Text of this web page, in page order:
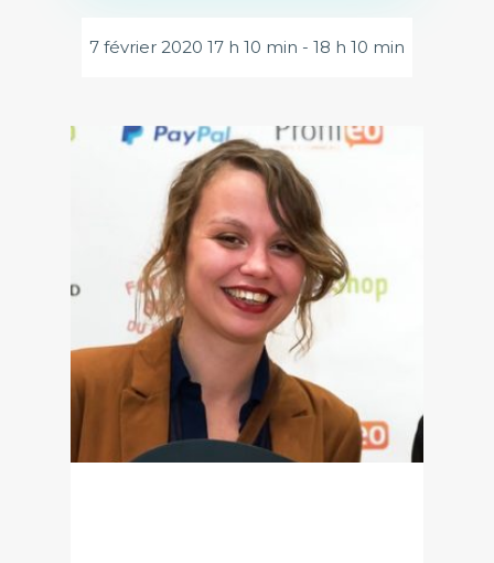
7 février 2020 17 h 10 min - 18 h 10 min